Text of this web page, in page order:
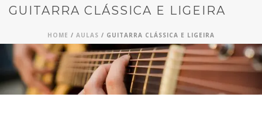
GUITARRA CLÁSSICA E LIGEIRA
HOME / AULAS / GUITARRA CLÁSSICA E LIGEIRA